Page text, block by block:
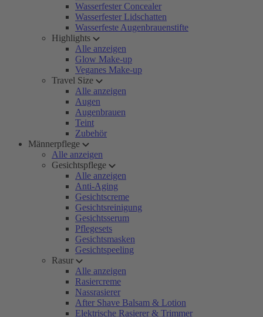
Wasserfester Concealer
Wasserfester Lidschatten
Wasserfeste Augenbrauenstifte
Highlights
Alle anzeigen
Glow Make-up
Veganes Make-up
Travel Size
Alle anzeigen
Augen
Augenbrauen
Teint
Zubehör
Männerpflege
Alle anzeigen
Gesichtspflege
Alle anzeigen
Anti-Aging
Gesichtscreme
Gesichtsreinigung
Gesichtsserum
Pflegesets
Gesichtsmasken
Gesichtspeeling
Rasur
Alle anzeigen
Rasiercreme
Nassrasierer
After Shave Balsam & Lotion
Elektrische Rasierer & Trimmer